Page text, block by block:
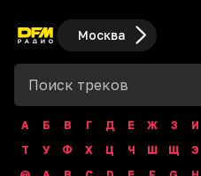
Москва
А Б В Г Д Е Ж З И
Т
У Ф Х Ц Ч Ш Щ Э